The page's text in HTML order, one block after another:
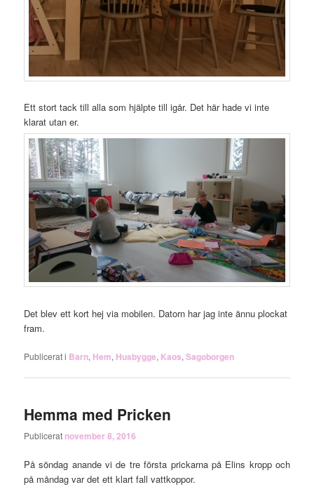
Ett stort tack till alla som hjälpte till igår. Det här hade vi inte
klarat utan er.
Det blev ett kort hej via mobilen. Datorn har jag inte ännu plockat
fram.
Publicerat i Barn, Hem, Husbygge, Kaos,Sagoborgen
Hemma med Pricken
Publicerat november 8, 2016
På söndag anande vi de tre första prickarna på Elins kropp och
på måndag var det ett klart fall vattkoppor.